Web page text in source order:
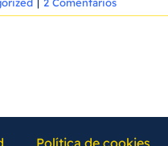
Política de cookies